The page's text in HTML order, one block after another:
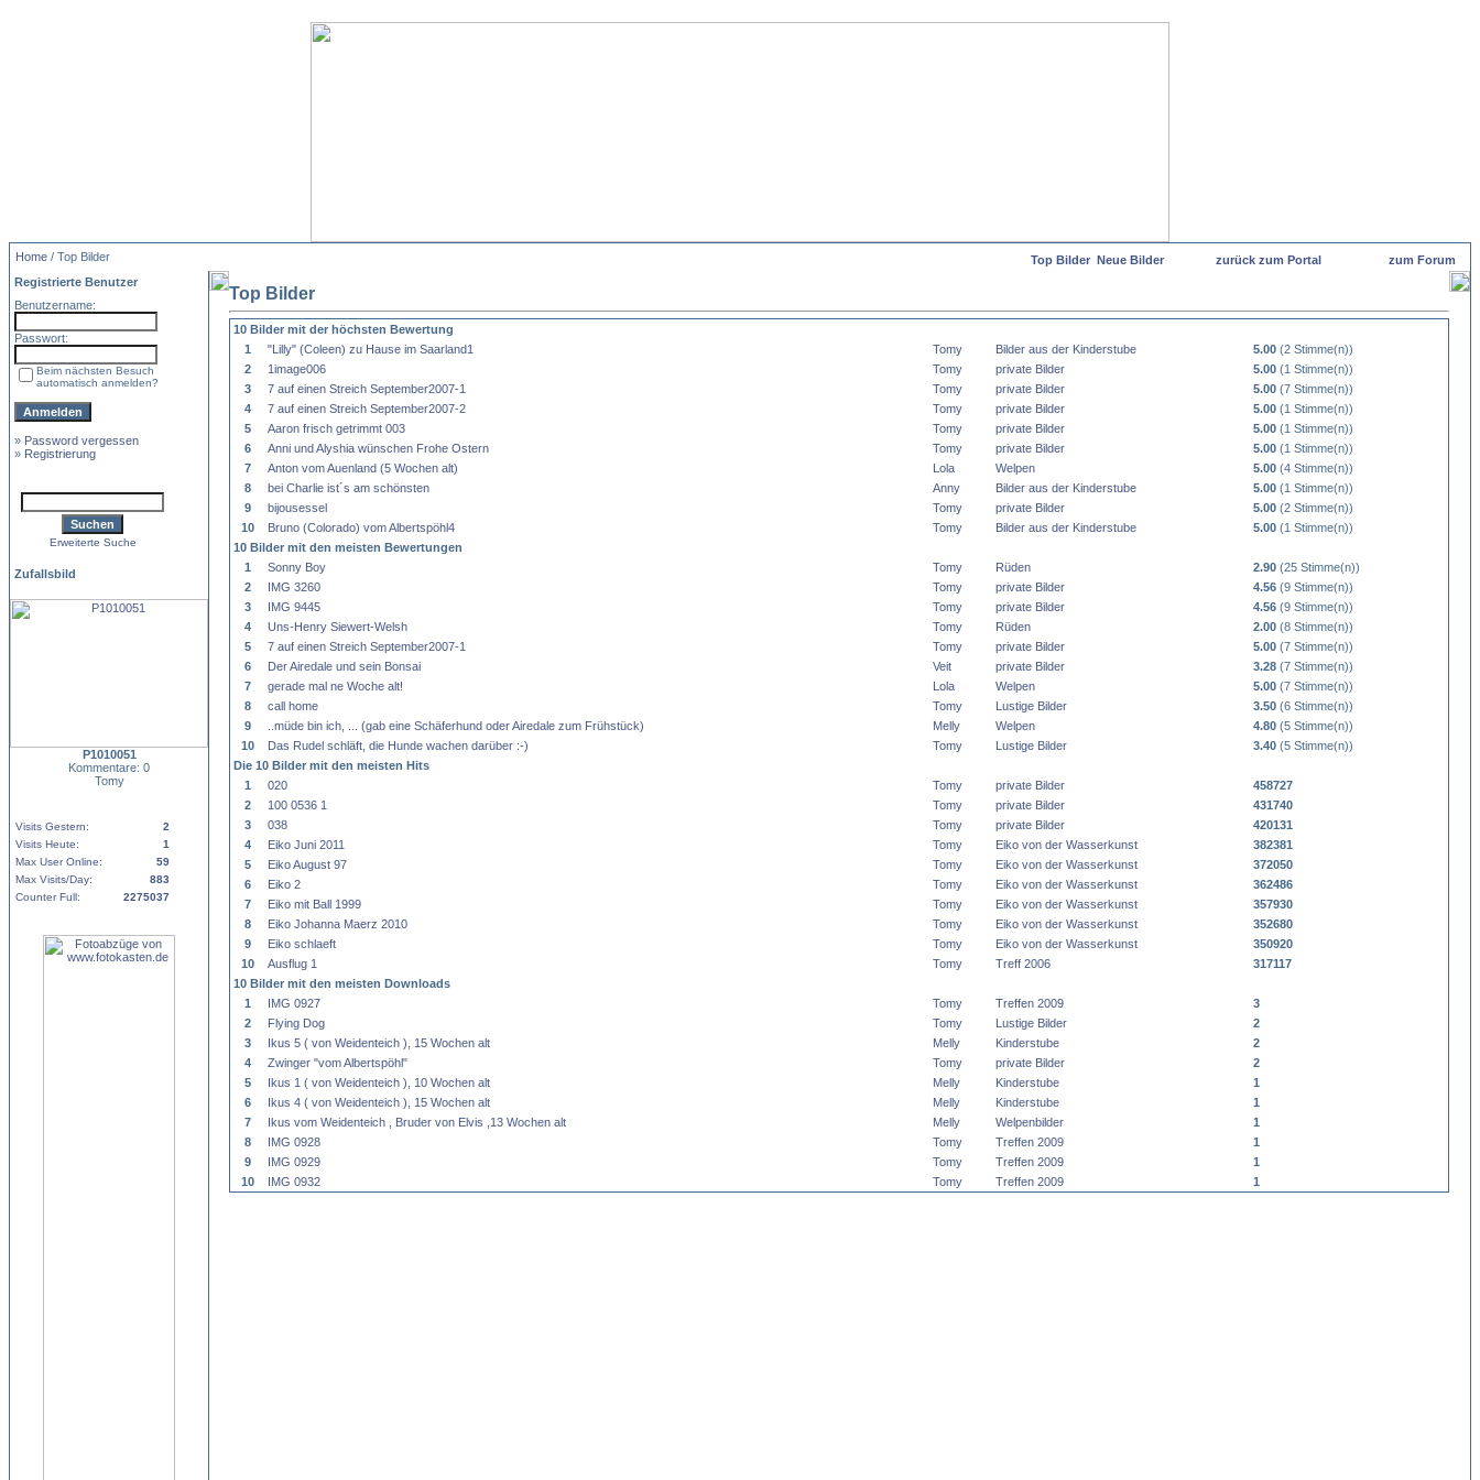
Home / Top Bilder Top Bilder Neue Bilder zurück zum Portal
zum Forum
Registrierte Benutzer
Benutzername:
Passwort:
Beim nächsten Besuch
automatisch anmelden?
» Password vergessen
» Registrierung
Erweiterte Suche
Zufallsbild
P1010051
Kommentare: 0
Tomy
Visits Gestern:
2
Visits Heute:
1
Max User Online:
59
Max Visits/Day:
883
Counter Full:
2275037
Top Bilder
10 Bilder mit der höchsten Bewertung
1
"Lilly" (Coleen) zu Hause im Saarland1 Tomy Bilder aus der Kinderstube 5.00 (2 Stimme(n))
2
1image006 Tomy private Bilder 5.00 (1 Stimme(n))
3
7 auf einen Streich September2007-1 Tomy private Bilder 5.00 (7 Stimme(n))
4
7 auf einen Streich September2007-2 Tomy private Bilder 5.00 (1 Stimme(n))
5
Aaron frisch getrimmt 003 Tomy private Bilder 5.00 (1 Stimme(n))
6
Anni und Alyshia wünschen Frohe Ostern Tomy private Bilder 5.00 (1 Stimme(n))
7
Anton vom Auenland (5 Wochen alt) Lola Welpen 5.00 (4 Stimme(n))
8
bei Charlie ist´s am schönsten Anny Bilder aus der Kinderstube 5.00 (1 Stimme(n))
9
bijousessel Tomy private Bilder 5.00 (2 Stimme(n))
10
Bruno (Colorado) vom Albertspöhl4 Tomy Bilder aus der Kinderstube 5.00 (1 Stimme(n))
10 Bilder mit den meisten Bewertungen
1
Sonny Boy Tomy Rüden 2.90 (25 Stimme(n))
2
IMG 3260 Tomy private Bilder 4.56 (9 Stimme(n))
3
IMG 9445 Tomy private Bilder 4.56 (9 Stimme(n))
4
Uns-Henry Siewert-Welsh Tomy Rüden 2.00 (8 Stimme(n))
5
7 auf einen Streich September2007-1 Tomy private Bilder 5.00 (7 Stimme(n))
6
Der Airedale und sein Bonsai Veit private Bilder 3.28 (7 Stimme(n))
7
gerade mal ne Woche alt! Lola Welpen 5.00 (7 Stimme(n))
8
call home Tomy Lustige Bilder 3.50 (6 Stimme(n))
9
..müde bin ich, ... (gab eine Schäferhund oder Airedale zum Frühstück) Melly Welpen 4.80 (5 Stimme(n))
10
Das Rudel schläft, die Hunde wachen darüber :-) Tomy Lustige Bilder 3.40 (5 Stimme(n))
Die 10 Bilder mit den meisten Hits
1
020 Tomy private Bilder
458727
2
100 0536 1 Tomy private Bilder
431740
3
038 Tomy private Bilder
420131
4
Eiko Juni 2011 Tomy Eiko von der Wasserkunst
382381
5
Eiko August 97 Tomy Eiko von der Wasserkunst
372050
6
Eiko 2 Tomy Eiko von der Wasserkunst
362486
7
Eiko mit Ball 1999 Tomy Eiko von der Wasserkunst
357930
8
Eiko Johanna Maerz 2010 Tomy Eiko von der Wasserkunst
352680
9
Eiko schlaeft Tomy Eiko von der Wasserkunst
350920
10
Ausflug 1 Tomy Treff 2006
317117
10 Bilder mit den meisten Downloads
1
IMG 0927 Tomy Treffen 2009
3
2
Flying Dog Tomy Lustige Bilder
2
3
Ikus 5 ( von Weidenteich ), 15 Wochen alt Melly Kinderstube
2
4
Zwinger "vom Albertspöhl" Tomy private Bilder
2
5
Ikus 1 ( von Weidenteich ), 10 Wochen alt Melly Kinderstube
1
6
Ikus 4 ( von Weidenteich ), 15 Wochen alt Melly Kinderstube
1
7
Ikus vom Weidenteich , Bruder von Elvis ,13 Wochen alt Melly Welpenbilder
1
8
IMG 0928 Tomy Treffen 2009
1
9
IMG 0929 Tomy Treffen 2009
1
10
IMG 0932 Tomy Treffen 2009 1